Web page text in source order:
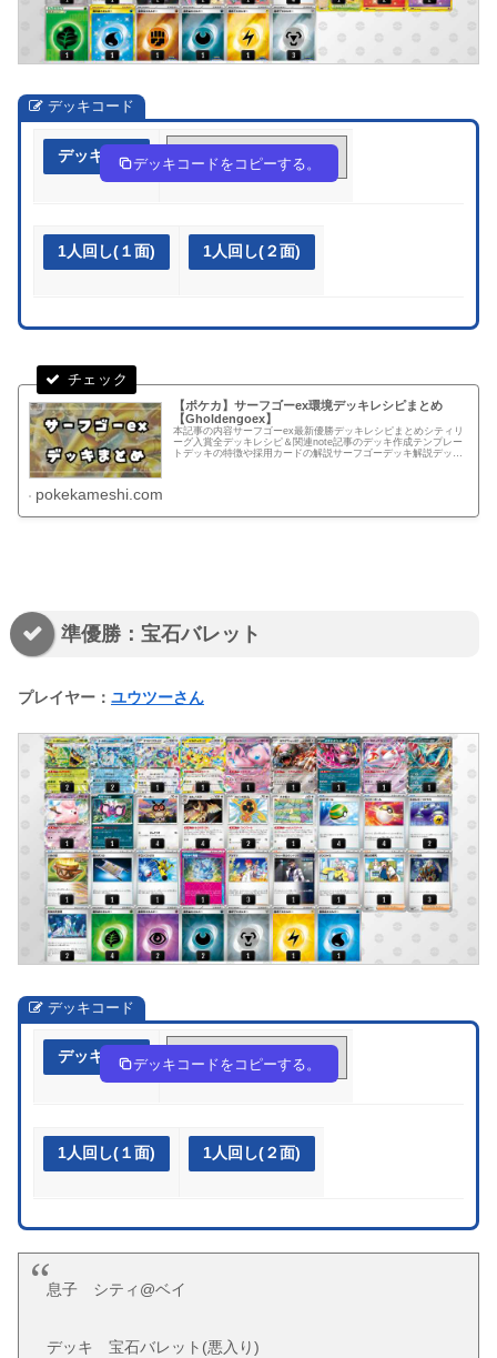
デッキコード
デッキ作成 H6QLQn-IrTeHK-HnggnL
デッキコードをコピーする。
1人回し(１面) 1人回し(２面)
【ポケカ】サーフゴーex環境デッキレシピまとめ
【Gholdengoex】
本記事の内容サーフゴーex最新優勝デッキレシピまとめシティリ
ーグ入賞全デッキレシピ＆関連note記事のデッキ作成テンプレー
トデッキの特徴や採用カードの解説サーフゴーデッキ解説デッキ
pokekameshi.com
準優勝：宝石バレット
プレイヤー： ユウツーさん
デッキコード
デッキ作成 VkfvVV-Y9ajQt-FkFv55
デッキコードをコピーする。
1人回し(１面) 1人回し(２面)
息子 シティ@ベイ
デッキ 宝石バレット(悪入り)